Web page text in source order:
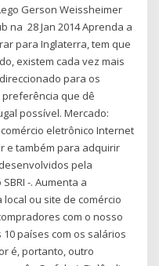
Gerson Weissheimer
na 28 Jan 2014 Aprenda a
para Inglaterra, tem que
existem cada vez mais
para os
preferência que dê
possível. Mercado:
eletrônico Internet
e também para adquirir
pela
-. Aumenta a
ou site de comércio
com o nosso
países com os salários
é, portanto, outro